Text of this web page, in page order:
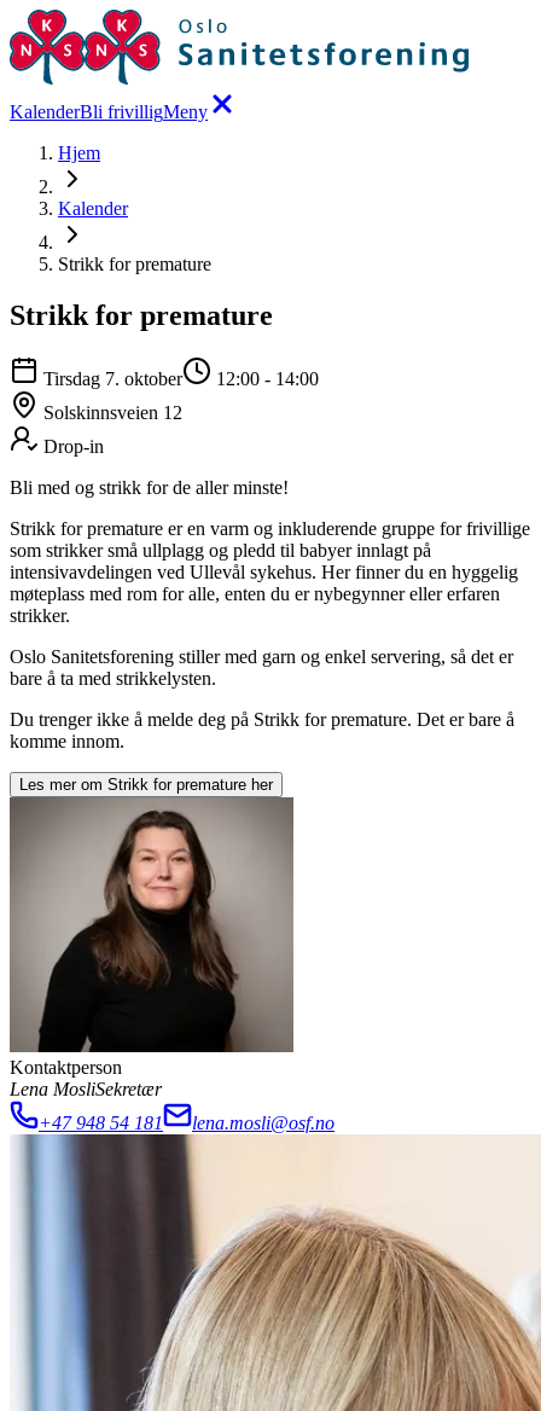
KalenderBli frivilligMeny
Hjem
Kalender
Strikk for premature
Strikk for premature
Tirsdag 7. oktober 12:00 - 14:00
Solskinnsveien 12
Drop-in
Bli med og strikk for de aller minste!
Strikk for premature er en varm og inkluderende gruppe for frivillige
som strikker små ullplagg og pledd til babyer innlagt på
intensivavdelingen ved Ullevål sykehus. Her finner du en hyggelig
møteplass med rom for alle, enten du er nybegynner eller erfaren
strikker.
Oslo Sanitetsforening stiller med garn og enkel servering, så det er
bare å ta med strikkelysten.
Du trenger ikke å melde deg på Strikk for premature. Det er bare å
komme innom.
Les mer om Strikk for premature her
Kontaktperson
Lena MosliSekretær
+47 948 54 181
lena.mosli@osf.no